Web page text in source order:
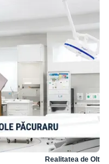
Realitatea de Olt